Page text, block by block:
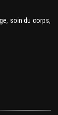
soin du corps,